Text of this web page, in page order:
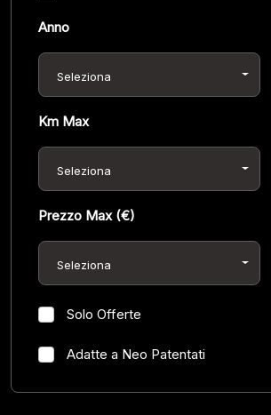
Anno
Seleziona
Km Max
Seleziona
Prezzo Max (€)
Seleziona
Solo Offerte
Adatte a Neo Patentati